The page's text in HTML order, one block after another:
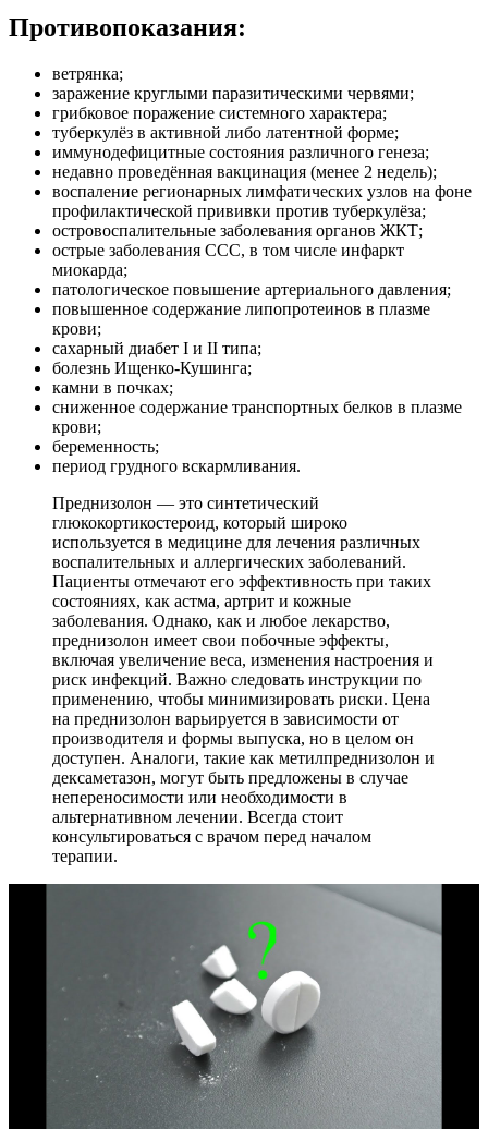
Противопоказания:
ветрянка;
заражение круглыми паразитическими червями;
грибковое поражение системного характера;
туберкулёз в активной либо латентной форме;
иммунодефицитные состояния различного генеза;
недавно проведённая вакцинация (менее 2 недель);
воспаление регионарных лимфатических узлов на фоне
профилактической прививки против туберкулёза;
островоспалительные заболевания органов ЖКТ;
острые заболевания ССС, в том числе инфаркт
миокарда;
патологическое повышение артериального давления;
повышенное содержание липопротеинов в плазме
крови;
сахарный диабет I и II типа;
болезнь Ищенко-Кушинга;
камни в почках;
сниженное содержание транспортных белков в плазме
крови;
беременность;
период грудного вскармливания.
Преднизолон — это синтетический
глюкокортикостероид, который широко
используется в медицине для лечения различных
воспалительных и аллергических заболеваний.
Пациенты отмечают его эффективность при таких
состояниях, как астма, артрит и кожные
заболевания. Однако, как и любое лекарство,
преднизолон имеет свои побочные эффекты,
включая увеличение веса, изменения настроения и
риск инфекций. Важно следовать инструкции по
применению, чтобы минимизировать риски. Цена
на преднизолон варьируется в зависимости от
производителя и формы выпуска, но в целом он
доступен. Аналоги, такие как метилпреднизолон и
дексаметазон, могут быть предложены в случае
непереносимости или необходимости в
альтернативном лечении. Всегда стоит
консультироваться с врачом перед началом
терапии.